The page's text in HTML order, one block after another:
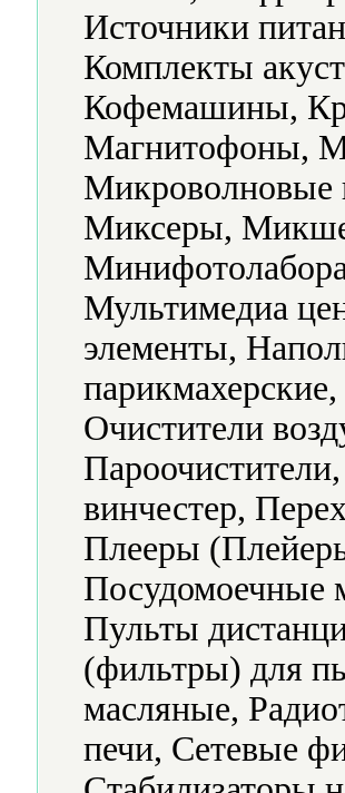
Источники
Комплекты
Кофемашины,
Магнитофоны,
Миксеры,
Мультимедиа
элементы,
Очистители
винчестер,
Плееры
Посудомоечные
Пульты
(фильтры) для
масляные,
печи, Сетевые